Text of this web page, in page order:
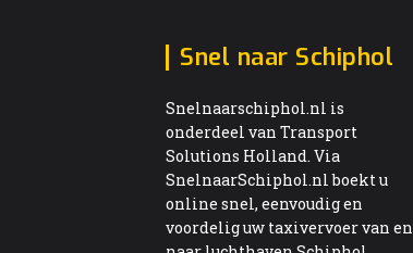
Snel naar Schiphol
Snelnaarschiphol.nl is
onderdeel van Transport
Solutions Holland. Via
SnelnaarSchiphol.nl boekt u
online snel, eenvoudig en
voordelig uw taxivervoer van en